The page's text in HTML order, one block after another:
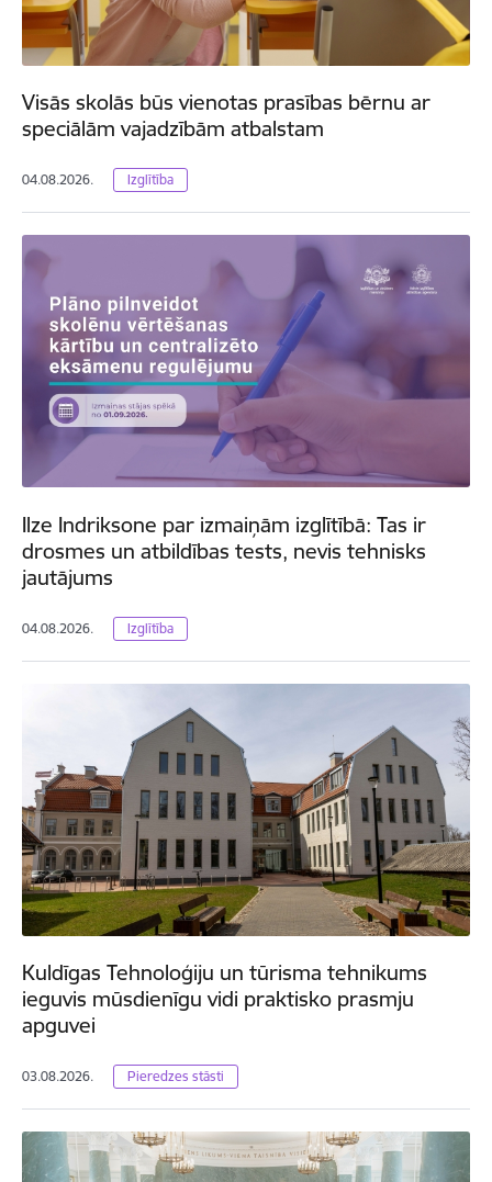
Visās skolās būs vienotas prasības bērnu ar
speciālām vajadzībām atbalstam
04.08.2026. Izglītība
Ilze Indriksone par izmaiņām izglītībā: Tas ir
drosmes un atbildības tests, nevis tehnisks
jautājums
04.08.2026. Izglītība
Kuldīgas Tehnoloģiju un tūrisma tehnikums
ieguvis mūsdienīgu vidi praktisko prasmju
apguvei
03.08.2026. Pieredzes stāsti